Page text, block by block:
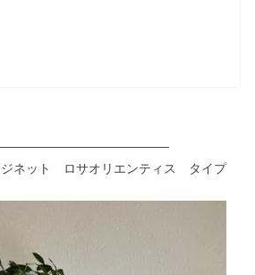
ネット ロサオリエンティス タイプ